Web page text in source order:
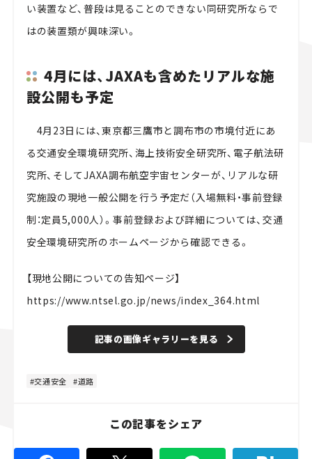
い装置など、普段は見ることのできない同研究所ならで
はの装置類が興味深い。
4月には、JAXAも含めたリアルな施
設公開も予定
4月23日には、東京都三鷹市と調布市の市境付近にあ
る交通安全環境研究所、海上技術安全研究所、電子航法研
究所、そしてJAXA調布航空宇宙センターが、リアルな研
究施設の現地一般公開を行う予定だ（入場無料・事前登録
制：定員5,000人）。事前登録および詳細については、交通
安全環境研究所のホームページから確認できる。
【現地公開についての告知ページ】
https://www.ntsel.go.jp/news/index_364.html
記事の画像ギャラリーを見る
交通安全 道路
この記事をシェア